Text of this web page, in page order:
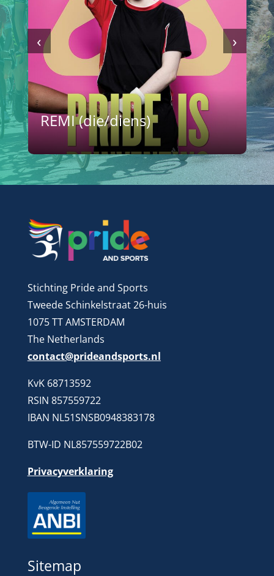
REMI (die/diens)
‹ ›
Stichting Pride and Sports
Tweede Schinkelstraat 26-huis
1075 TT AMSTERDAM
The Netherlands
contact@prideandsports.nl
KvK 68713592
RSIN 857559722
IBAN NL51SNSB0948383178
BTW-ID NL857559722B02
Privacyverklaring
Sitemap